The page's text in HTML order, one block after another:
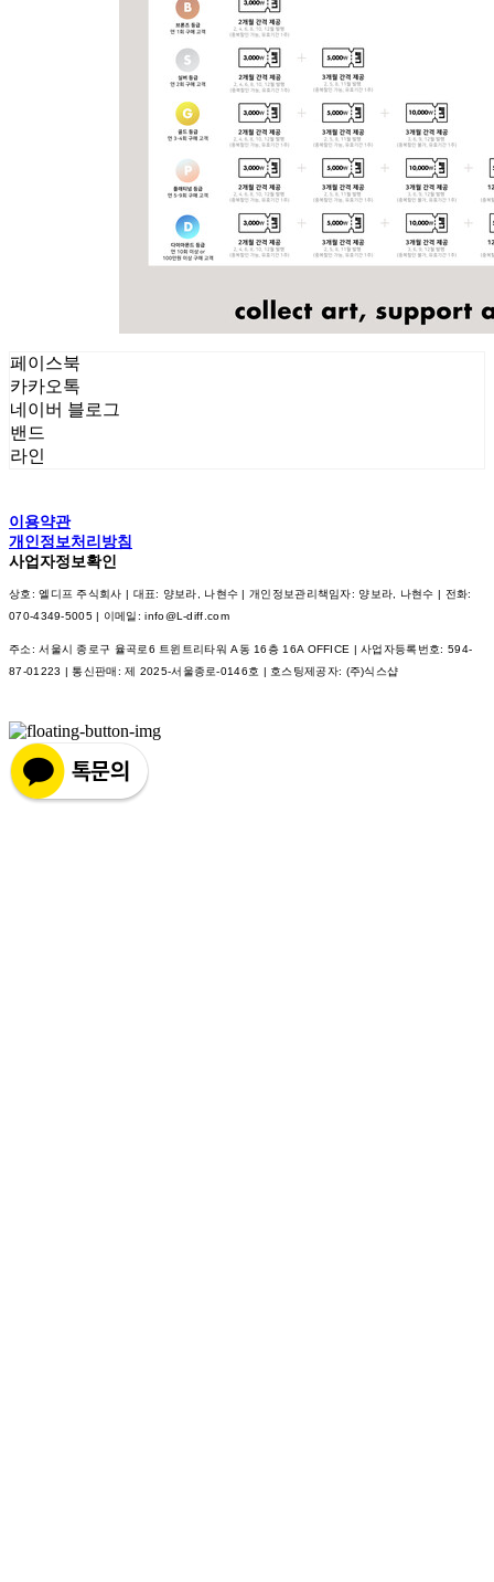
페이스북
카카오톡
네이버 블로그
밴드
라인
이용약관
개인정보처리방침
사업자정보확인
상호: 엘디프 주식회사 | 대표: 양보라, 나현수 | 개인정보관리책임자: 양보라, 나현수 | 전화:
070-4349-5005 | 이메일: info@L-diff.com
주소: 서울시 종로구 율곡로6 트윈트리타워 A동 16층 16A OFFICE | 사업자등록번호: 594-
87-01223 | 통신판매:제 2025-서울종로-0146호 | 호스팅제공자: (주)식스샵